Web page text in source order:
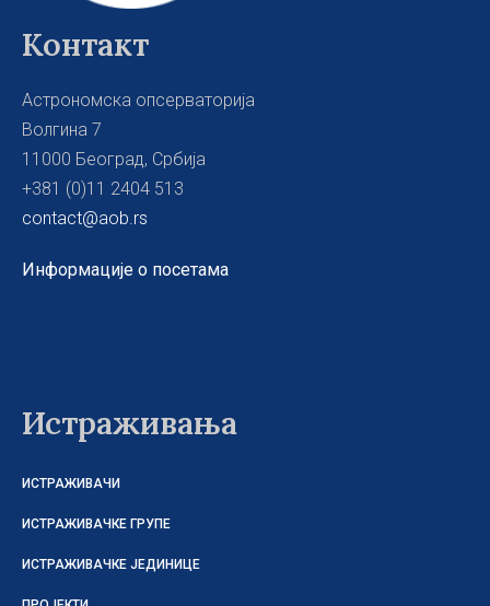
Контакт
Астрономска опсерваторија
Волгина 7
11000 Београд, Србија
+381 (0)11 2404 513
contact@aob.rs
Информације о посетама
Истраживања
ИСТРАЖИВАЧИ
ИСТРАЖИВАЧКЕ ГРУПЕ
ИСТРАЖИВАЧКЕ ЈЕДИНИЦЕ